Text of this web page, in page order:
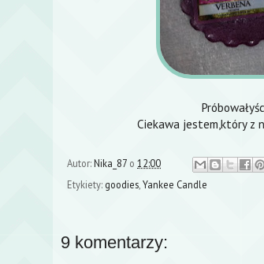
Ciekawa jestem,który z
Autor:Nika_87 o 12:00
Etykiety: goodies Yankee Candle
9 komentarzy: